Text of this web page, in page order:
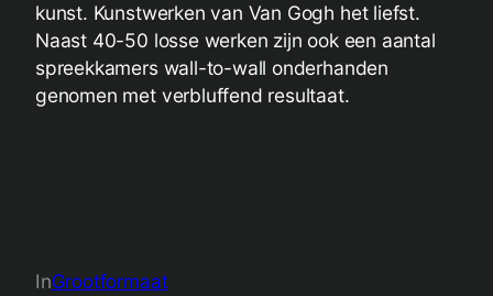
kunst. Kunstwerken van Van Gogh het liefst.
Naast 40-50 losse werken zijn ook een aantal
spreekkamers wall-to-wall onderhanden
genomen met verbluffend resultaat.
InGrootformaat